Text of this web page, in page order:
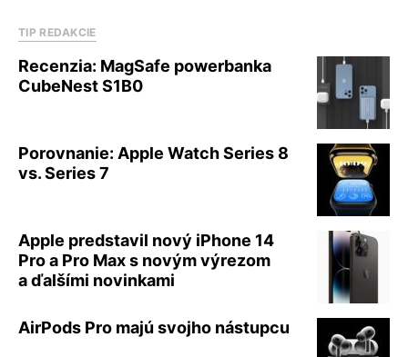
TIP REDAKCIE
Recenzia: MagSafe powerbanka
CubeNest S1B0
Porovnanie: Apple Watch Series 8
vs. Series 7
Apple predstavil nový iPhone 14
Pro a Pro Max s novým výrezom
a ďalšími novinkami
AirPods Pro majú svojho nástupcu